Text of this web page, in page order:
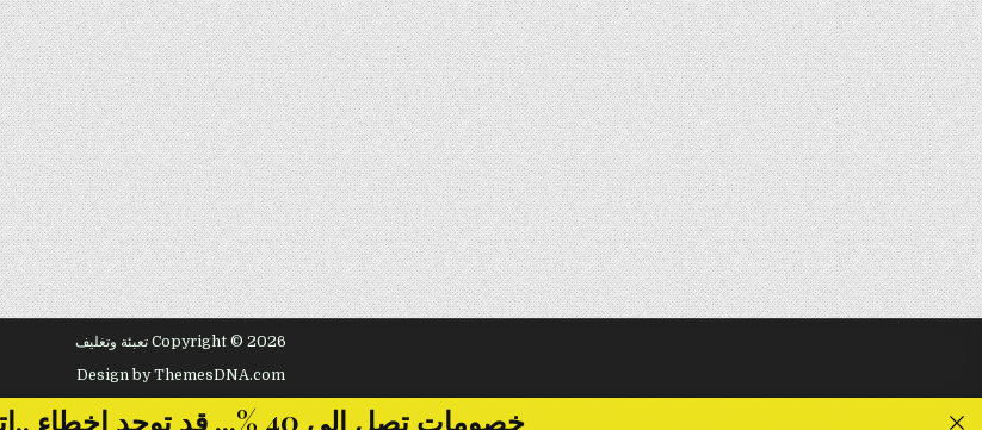
Copyright © 2026 تعبئة وتغليف
Design by ThemesDNA.com
خصومات تصل الى 40 %... قد توجد اخطاء ..اتصل بالمبيعات